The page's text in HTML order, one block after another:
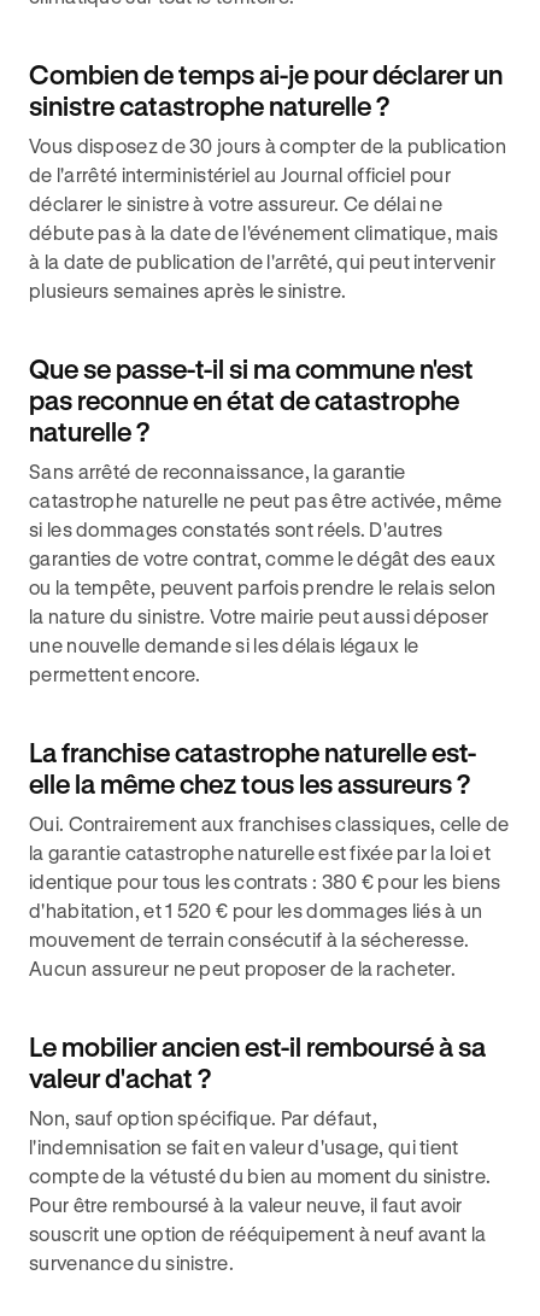
Combien de temps ai-je pour déclarer un
sinistre catastrophe naturelle ?
Vous disposez de 30 jours à compter de la publication
de l'arrêté interministériel au Journal officiel pour
déclarer le sinistre à votre assureur. Ce délai ne
débute pas à la date de l'événement climatique, mais
à la date de publication de l'arrêté, qui peut intervenir
plusieurs semaines après le sinistre.
Que se passe-t-il si ma commune n'est
pas reconnue en état de catastrophe
naturelle ?
Sans arrêté de reconnaissance, la garantie
catastrophe naturelle ne peut pas être activée, même
si les dommages constatés sont réels. D'autres
garanties de votre contrat, comme le dégât des eaux
ou la tempête, peuvent parfois prendre le relais selon
la nature du sinistre. Votre mairie peut aussi déposer
une nouvelle demande si les délais légaux le
permettent encore.
La franchise catastrophe naturelle est-
elle la même chez tous les assureurs ?
Oui. Contrairement aux franchises classiques, celle de
la garantie catastrophe naturelle est fixée par la loi et
identique pour tous les contrats : 380 € pour les biens
d'habitation, et 1 520 € pour les dommages liés à un
mouvement de terrain consécutif à la sécheresse.
Aucun assureur ne peut proposer de la racheter.
Le mobilier ancien est-il remboursé à sa
valeur d'achat ?
Non, sauf option spécifique. Par défaut,
l'indemnisation se fait en valeur d'usage, qui tient
compte de la vétusté du bien au moment du sinistre.
Pour être remboursé à la valeur neuve, il faut avoir
souscrit une option de rééquipement à neuf avant la
survenance du sinistre.